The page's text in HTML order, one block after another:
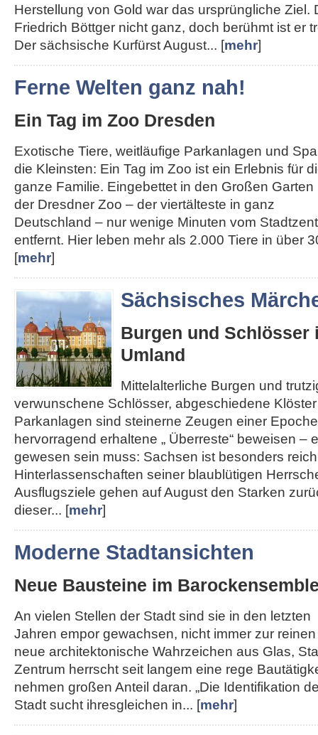
Herstellung von Gold war das ursprüngliche Ziel.
Friedrich Böttger nicht ganz, doch berühmt ist er
Der sächsische Kurfürst August... [mehr]
Ferne Welten ganz nah!
Ein Tag im Zoo Dresden
Exotische Tiere, weitläufige Parkanlagen und
die Kleinsten: Ein Tag im Zoo ist ein Erlebnis für
ganze Familie. Eingebettet in den Großen Garten
der Dresdner Zoo – der viertälteste in ganz
Deutschland – nur wenige Minuten vom
entfernt. Hier leben mehr als 2.000 Tiere in über
[mehr]
Sächsisches
Burgen und Schlösser
Umland
Mittelalterliche Burgen und
verwunschene Schlösser, abgeschiedene
Parkanlagen sind steinerne Zeugen einer
hervorragend erhaltene „ Überreste“ beweisen –
gewesen sein muss: Sachsen ist besonders
Hinterlassenschaften seiner blaublütigen
Ausflugsziele gehen auf August den Starken
dieser... [mehr]
Moderne Stadtansichten
Neue Bausteine im
An vielen Stellen der Stadt sind sie in den letzten
Jahren empor gewachsen, nicht immer zur
neue architektonische Wahrzeichen aus Glas,
Zentrum herrscht seit langem eine rege
nehmen großen Anteil daran. „Die Identifikation
Stadt sucht ihresgleichen in... [mehr]